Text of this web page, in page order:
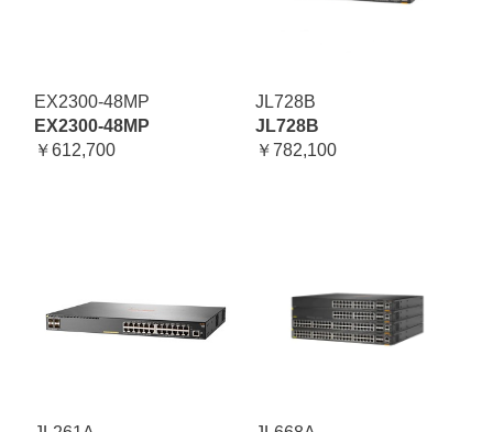
EX2300-48MP
EX2300-48MP
￥612,700
JL728B
JL728B
￥782,100